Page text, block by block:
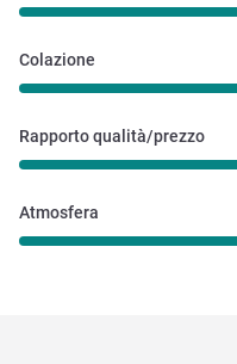
Colazione
Rapporto qualità/prezzo
Atmosfera